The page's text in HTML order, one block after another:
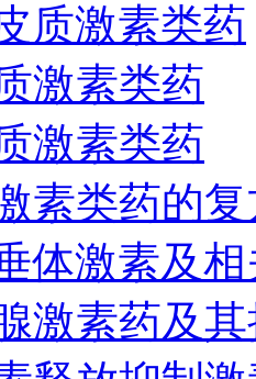
质激素类药
激素类药
激素类药
素类药的
体激素及
激素药及